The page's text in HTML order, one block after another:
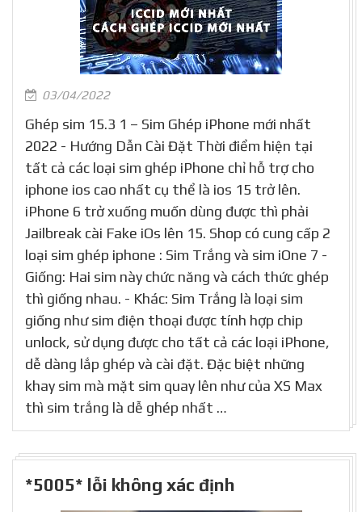
03/04/2022
Ghép sim 15.3 1 – Sim Ghép iPhone mới nhất
2022 - Hướng Dẫn Cài Đặt Thời điểm hiện tại
tất cả các loại sim ghép iPhone chỉ hỗ trợ cho
iphone ios cao nhất cụ thể là ios 15 trở lên.
iPhone 6 trở xuống muốn dùng được thì phải
Jailbreak cài Fake iOs lên 15. Shop có cung cấp 2
loại sim ghép iphone : Sim Trắng và sim iOne 7 -
Giống: Hai sim này chức năng và cách thức ghép
thì giống nhau. - Khác: Sim Trắng là loại sim
giống như sim điện thoại được tính hợp chip
unlock, sử dụng được cho tất cả các loại iPhone,
dễ dàng lắp ghép và cài đặt. Đặc biệt những
khay sim mà mặt sim quay lên như của XS Max
thì sim trắng là dễ ghép nhất …
*5005* lỗi không xác định